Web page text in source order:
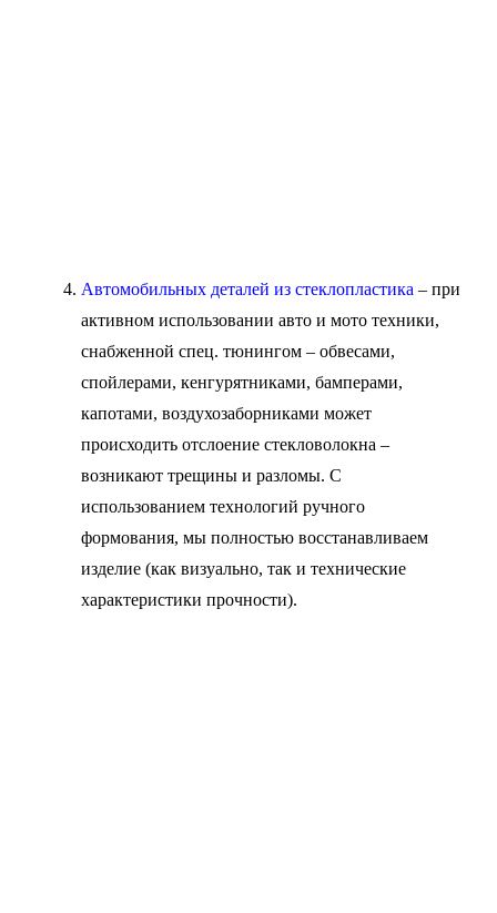
Автомобильных деталей из стеклопластика – при
активном использовании авто и мото техники,
снабженной спец. тюнингом – обвесами,
спойлерами, кенгурятниками, бамперами,
капотами, воздухозаборниками может
происходить отслоение стекловолокна –
возникают трещины и разломы. С
использованием технологий ручного
формования, мы полностью восстанавливаем
изделие (как визуально, так и технические
характеристики прочности).